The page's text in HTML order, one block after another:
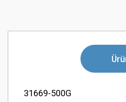
31669-500G